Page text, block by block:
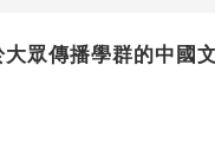
眾傳播學群的中國